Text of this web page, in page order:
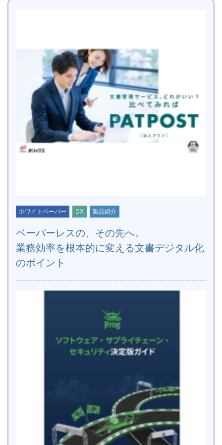
ホワイトペーパー DX 製品紹介
ペーパーレスの、その先へ。
業務効率を根本的に変える文書デジタル化
のポイント